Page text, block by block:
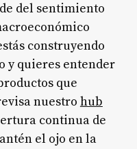
del sentimiento
construyendo
y quieres entender
que
nuestro hub
continua de
el ojo en la